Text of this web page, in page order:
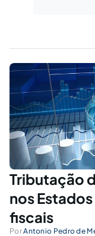
Tributação
nos
fiscais
PorAntonio Pedro de